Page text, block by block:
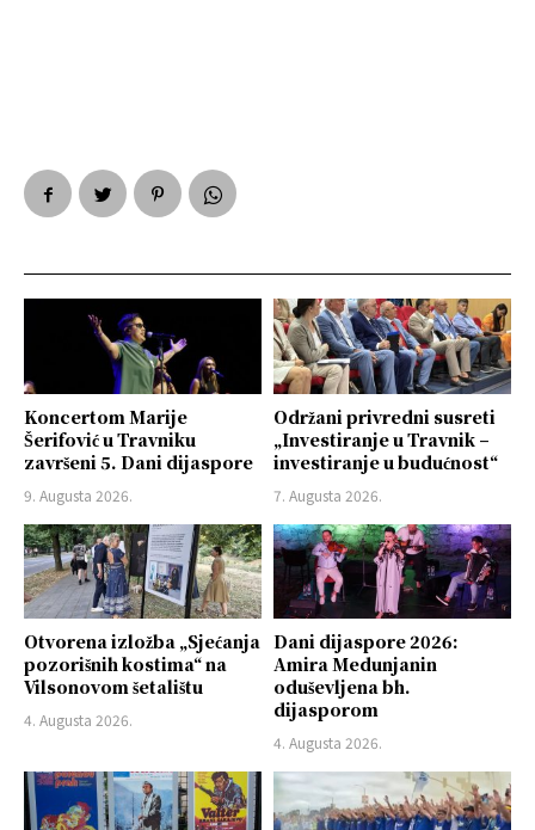
Koncertom Marije
Šerifović u Travniku
završeni 5. Dani dijaspore
9. Augusta 2026.
Održani privredni susreti
„Investiranje u Travnik –
investiranje u budućnost“
7. Augusta 2026.
Otvorena izložba „Sjećanja
pozorišnih kostima“ na
Vilsonovom šetalištu
4. Augusta 2026.
Dani dijaspore 2026:
Amira Medunjanin
oduševljena bh.
dijasporom
4. Augusta 2026.